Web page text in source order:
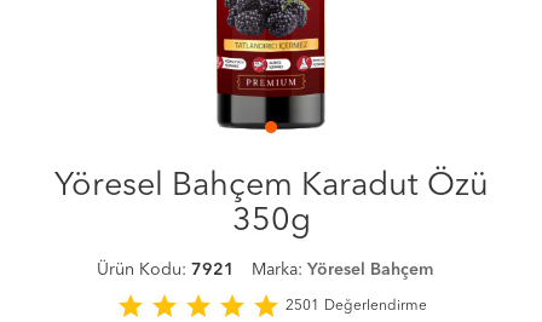
Yöresel Bahçem Karadut Özü
350g
Ürün Kodu: 7921 Marka: Yöresel Bahçem
star star star star star 2501 Değerlendirme